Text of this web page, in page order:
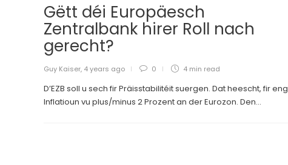
Gëtt déi Europäesch
Zentralbank hirer Roll nach
gerecht?
Guy Kaiser, 4 years ago 0 4 min read
D’EZB soll u sech fir Präisstabilitéit suergen. Dat heescht, fir eng
Inflatioun vu plus/minus 2 Prozent an der Eurozon. Den...